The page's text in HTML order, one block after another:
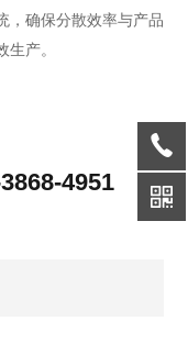
，确保分散效率与产品
产。
4951